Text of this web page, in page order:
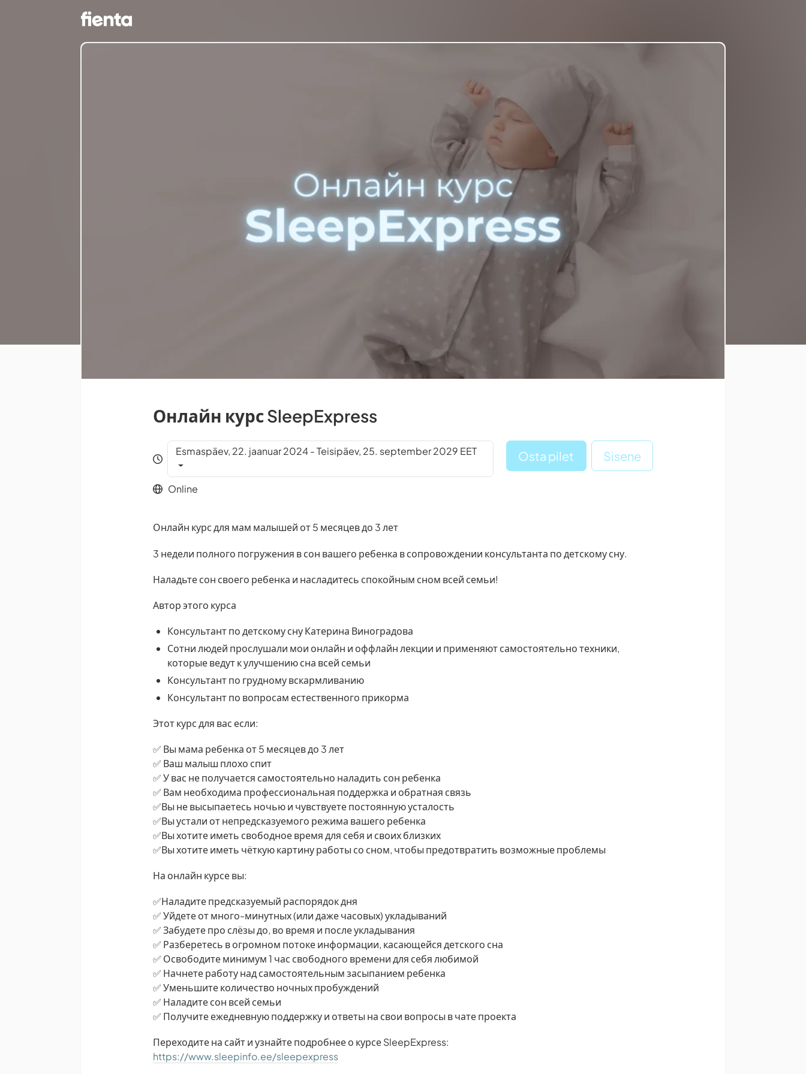
Онлайн курс SleepExpress
Esmaspäev, 22. jaanuar 2024 - Teisipäev, 25. september 2029 EET
Online
Osta pilet Sisene
Онлайн курс для мам малышей от 5 месяцев до 3 лет
3 недели полного погружения в сон вашего ребенка в сопровождении консультанта по детскому сну.
Наладьте сон своего ребенка и насладитесь спокойным сном всей семьи!
Автор этого курса
Консультант по детскому сну Катерина Виноградова
Сотни людей прослушали мои онлайн и оффлайн лекции и применяют самостоятельно техники,
которые ведут к улучшению сна всей семьи
Консультант по грудному вскармливанию
Консультант по вопросам естественного прикорма
Этот курс для вас если:
✅ Вы мама ребенка от 5 месяцев до 3 лет
✅ Ваш малыш плохо спит
✅ У вас не получается самостоятельно наладить сон ребенка
✅ Вам необходима профессиональная поддержка и обратная связь
✅Вы не высыпаетесь ночью и чувствуете постоянную усталость
✅Вы устали от непредсказуемого режима вашего ребенка
✅Вы хотите иметь свободное время для себя и своих близких
✅Вы хотите иметь чёткую картину работы со сном, чтобы предотвратить возможные проблемы
На онлайн курсе вы:
✅Наладите предсказуемый распорядок дня
✅ Уйдете от много-минутных (или даже часовых) укладываний
✅ Забудете про слёзы до, во время и после укладывания
✅ Разберетесь в огромном потоке информации, касающейся детского сна
✅ Освободите минимум 1 час свободного времени для себя любимой
✅ Начнете работу над самостоятельным засыпанием ребенка
✅ Уменьшите количество ночных пробуждений
✅ Наладите сон всей семьи
✅ Получите ежедневную поддержку и ответы на свои вопросы в чате проекта
Переходите на сайт и узнайте подробнее о курсе SleepExpress:
https://www.sleepinfo.ee/sleepexpress